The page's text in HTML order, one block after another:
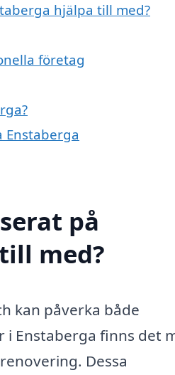
hjälpa till med?
företag
på
med?
kan påverka både
Enstaberga finns det
Dessa